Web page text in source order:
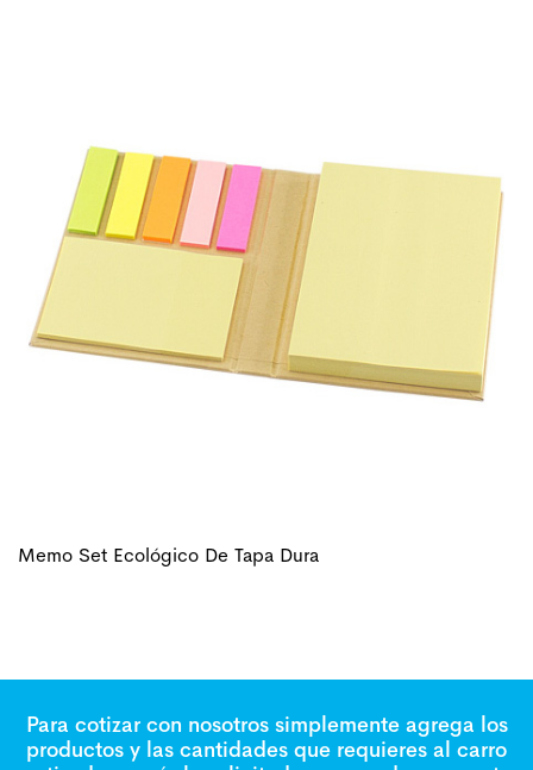
Memo Set Ecológico De Tapa Dura
Para cotizar con nosotros simplemente agrega los
productos y las cantidades que requieres al carro